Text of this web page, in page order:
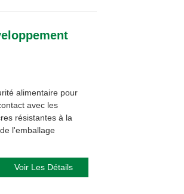
alimentaire pour
avec les
résistantes à la
l'emballage
Voir Les Détails